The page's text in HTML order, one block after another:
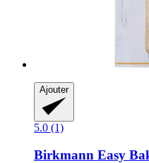
Ajouter
5.0 (1)
Birkmann Easy